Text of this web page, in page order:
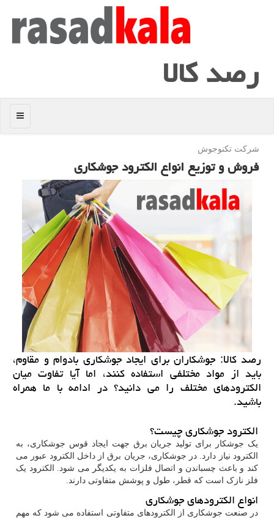
رصد كالا
منو
شركت تكنوجوش
فروش و توزیع انواع الكترود جوشكاری
رصد كالا: جوشكاران برای ایجاد جوشكاری بادوام و مقاوم،
باید از مواد مختلفی استفاده كنند، اما آیا تفاوت میان
الكترودهای مختلف را می دانید؟ در ادامه با ما همراه
باشید.
الکترود جوشکاری چیست؟
یک جوشکار برای تولید جریان برق جهت ایجاد قوس جوشکاری، به
الکترود نیاز دارد. در جوشکاری، جریان برق از داخل الکترود عبور می
کند و باعث چسباندن و اتصال فلزات به یکدیگر می شود. الکترود یک
فلز نازک است که قطر، طول و پوشش متفاوتی دارند.
انواع الکترودهای جوشکاری
در صنعت جوشکاری از الکترودهای متفاوتی استفاده می شود که مهم